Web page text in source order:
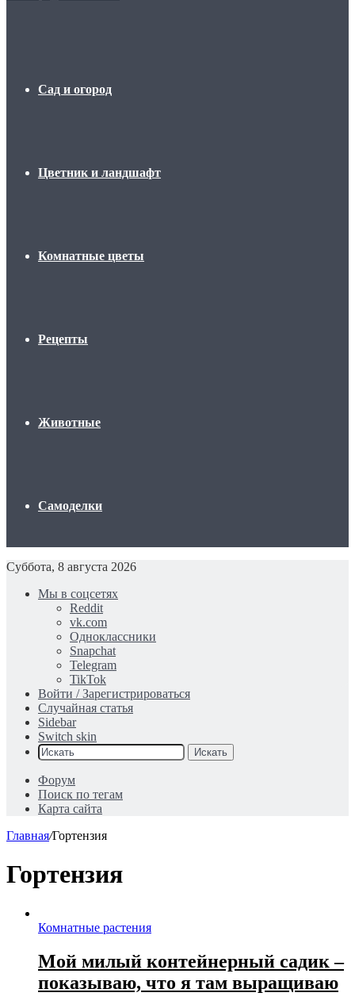
Сад и огород
Цветник и ландшафт
Комнатные цветы
Рецепты
Животные
Самоделки
Суббота, 8 августа 2026
Мы в соцсетях
Reddit
vk.com
Одноклассники
Snapchat
Telegram
TikTok
Войти / Зарегистрироваться
Случайная статья
Sidebar
Switch skin
Искать
Форум
Поиск по тегам
Карта сайта
Главная/Гортензия
Гортензия
Комнатные растения
Мой милый контейнерный садик –
показываю, что я там выращиваю